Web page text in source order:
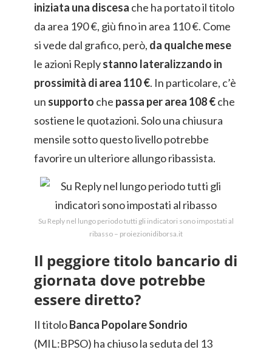
iniziata una discesa che ha portato il titolo
da area 190 €, giù fino in area 110 €. Come
si vede dal grafico, però, da qualche mese
le azioni Replystanno lateralizzando in
prossimità di area 110 €. In particolare, c’è
un supporto che passa per area 108 €che
sostiene le quotazioni. Solo una chiusura
mensile sotto questo livello potrebbe
favorire un ulteriore allungo ribassista.
Su Reply nel lungo periodo tutti gli indicatori sono impostati al
ribasso – proiezionidiborsa.it
Il peggiore titolo bancario di
giornata dove potrebbe
essere diretto?
Il titoloBanca Popolare Sondrio
(MIL:BPSO) ha chiuso la seduta del 13